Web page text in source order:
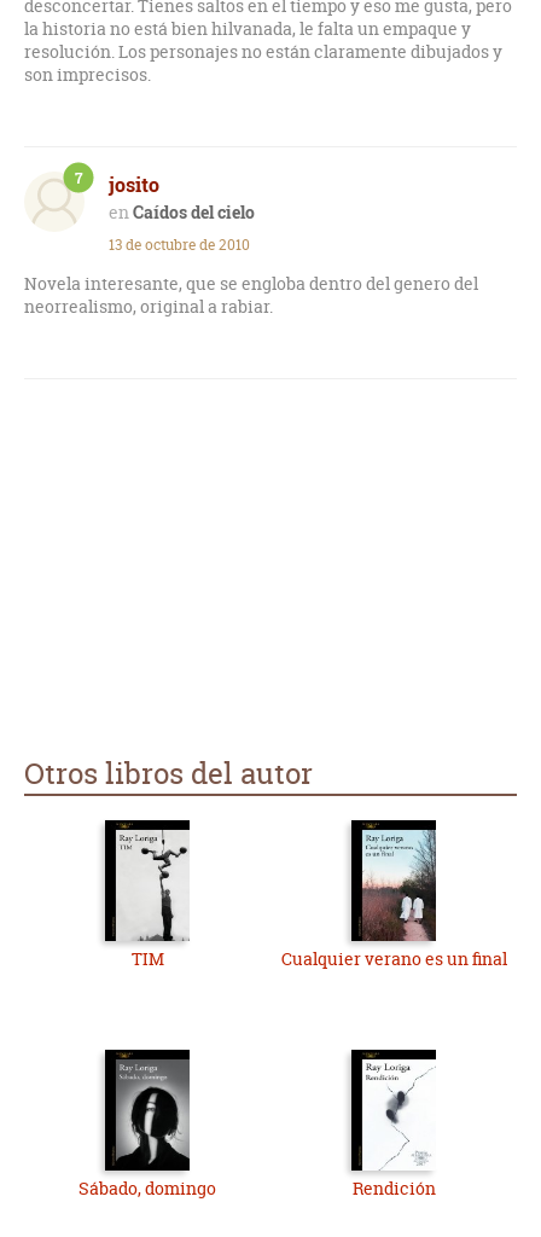
desconcertar. Tienes saltos en el tiempo y eso me gusta, pero
la historia no está bien hilvanada, le falta un empaque y
resolución. Los personajes no están claramente dibujados y
son imprecisos.
josito
Caídos del cielo
7
13 de octubre de 2010
Novela interesante, que se engloba dentro del genero del
neorrealismo, original a rabiar.
Otros libros del autor
TIM Cualquier verano es un final
Sábado, domingo Rendición